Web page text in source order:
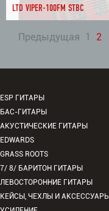
LTD VIPER-100FM STBC
Предыдущая 1 2
ESP ГИТАРЫ
БАС-ГИТАРЫ
АКУСТИЧЕСКИЕ ГИТАРЫ
EDWARDS
GRASS ROOTS
7/ 8/ БАРИТОН ГИТАРЫ
ЛЕВОСТОРОННИЕ ГИТАРЫ
КЕЙСЫ, ЧЕХЛЫ И АКСЕССУАРЫ